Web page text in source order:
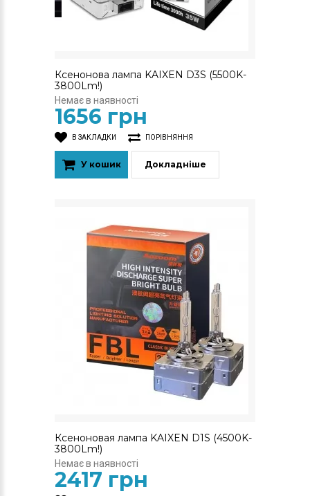
Ксенонова лампа KAIXEN D3S (5500K-
3800Lm!)
Немає в наявності
1656 грн
В ЗАКЛАДКИ ПОРІВНЯННЯ
У кошик Докладніше
Ксеноновая лампа KAIXEN D1S (4500K-
3800Lm!)
Немає в наявності
2417 грн